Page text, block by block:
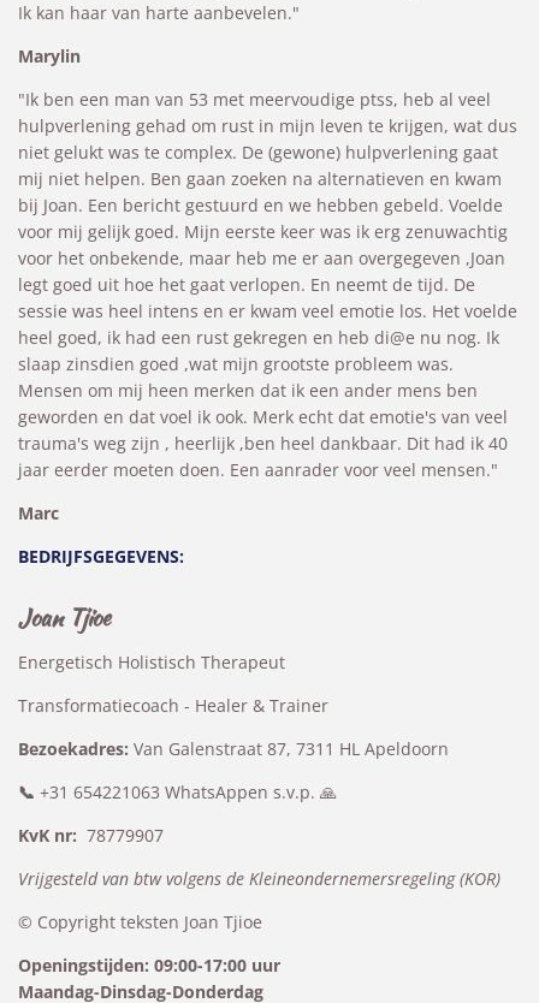
Ik kan haar van harte aanbevelen."
Marylin
"Ik ben een man van 53 met meervoudige ptss, heb al veel
hulpverlening gehad om rust in mijn leven te krijgen, wat dus
niet gelukt was te complex. De (gewone) hulpverlening gaat
mij niet helpen. Ben gaan zoeken na alternatieven en kwam
bij Joan. Een bericht gestuurd en we hebben gebeld. Voelde
voor mij gelijk goed. Mijn eerste keer was ik erg zenuwachtig
voor het onbekende, maar heb me er aan overgegeven ,Joan
legt goed uit hoe het gaat verlopen. En neemt de tijd. De
sessie was heel intens en er kwam veel emotie los. Het voelde
heel goed, ik had een rust gekregen en heb di@e nu nog. Ik
slaap zinsdien goed ,wat mijn grootste probleem was.
Mensen om mij heen merken dat ik een ander mens ben
geworden en dat voel ik ook. Merk echt dat emotie's van veel
trauma's weg zijn , heerlijk ,ben heel dankbaar. Dit had ik 40
jaar eerder moeten doen. Een aanrader voor veel mensen."
Marc
BEDRIJFSGEGEVENS:
Joan Tjioe
Energetisch Holistisch Therapeut
Transformatiecoach - Healer & Trainer
Bezoekadres: Van Galenstraat 87, 7311 HL Apeldoorn
📞 +31 654221063 WhatsAppen s.v.p. 🙏
KvK nr: 78779907
Vrijgesteld van btw volgens de Kleineondernemersregeling (KOR)
© Copyright teksten Joan Tjioe
Openingstijden: 09:00-17:00 uur
Maandag-Dinsdag-Donderdag